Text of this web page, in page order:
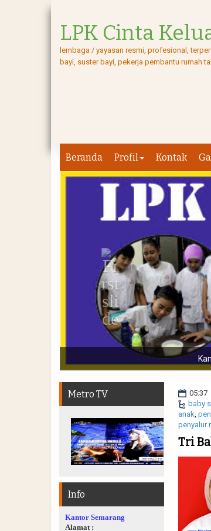
LPK Cinta
lembaga / yayasan resmi, profesional,
bayi, suster bayi, pekerja pembantu rumah
Beranda Profil Kontak
Kantor Kami Berdiri Sejak
05:37
baby
anak,
penyalur
Tri
Metro TV
Info
Kantor Semarang
Alamat :